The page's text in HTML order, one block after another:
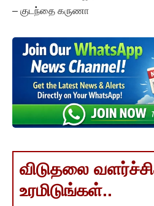
– குடந்தை கருணா
விடுதலை
உரமிடுங்கள்..